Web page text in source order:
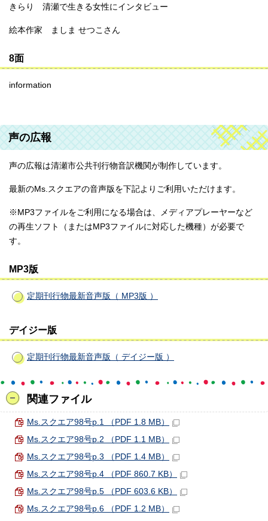
きらり 清瀬で生きる女性にインタビュー
絵本作家 ましま せつこさん
8面
information
声の広報
声の広報は清瀬市公共刊行物音訳機関が制作しています。
最新のMs.スクエアの音声版を下記よりご利用いただけます。
※MP3ファイルをご利用になる場合は、メディアプレーヤーなど
の再生ソフト（またはMP3ファイルに対応した機種）が必要で
す。
MP3版
定期刊行物最新音声版（ MP3版 ）
デイジー版
定期刊行物最新音声版（ デイジー版 ）
関連ファイル
Ms.スクエア98号p.1 （PDF 1.8 MB）
Ms.スクエア98号p.2 （PDF 1.1 MB）
Ms.スクエア98号p.3 （PDF 1.4 MB）
Ms.スクエア98号p.4 （PDF 860.7 KB）
Ms.スクエア98号p.5 （PDF 603.6 KB）
Ms.スクエア98号p.6 （PDF 1.2 MB）